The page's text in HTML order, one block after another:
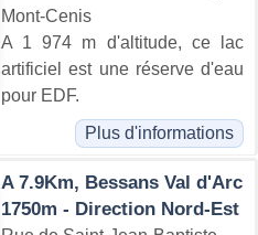
Mont-Cenis
A 1 974 m d'altitude, ce lac
artificiel est une réserve d'eau
pour EDF.
Plus d'informations
A 7.9Km, Bessans Val d'Arc
1750m - Direction Nord-Est